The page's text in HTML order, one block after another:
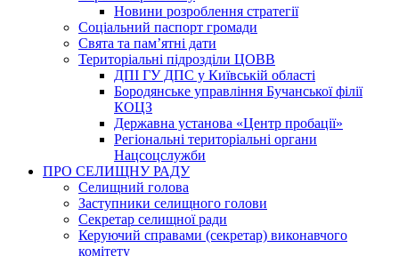
Новини розроблення стратегії
Соціальний паспорт громади
Свята та пам’ятні дати
Територіальні підрозділи ЦОВВ
ДПІ ГУ ДПС у Київській області
Бородянське управління Бучанської філії
КОЦЗ
Державна установа «Центр пробації»
Регіональні територіальні органи
Нацсоцслужби
ПРО СЕЛИЩНУ РАДУ
Селищний голова
Заступники селищного голови
Секретар селищної ради
Керуючий справами (секретар) виконавчого
комітету